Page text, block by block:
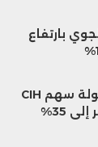
بارتفاع
بورصة الدار البيضاء تعزز سيولة سهم CIH